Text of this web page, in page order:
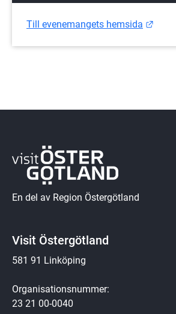
Till evenemangets hemsida
En del av Region Östergötland
Visit Östergötland
581 91 Linköping
Organisationsnummer:
23 21 00-0040